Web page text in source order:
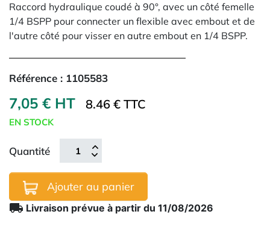
Raccord hydraulique coudé à 90°, avec un côté femelle
1/4 BSPP pour connecter un flexible avec embout et de
l'autre côté pour visser en autre embout en 1/4 BSPP.
Référence : 1105583
7,05 € HT 8.46 € TTC
EN STOCK
Quantité
Ajouter au panier
local_shipping Livraison prévue à partir du 11/08/2026